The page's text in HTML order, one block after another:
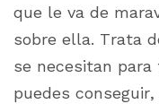
que le va de
sobre ella. Trata
se necesitan
puedes